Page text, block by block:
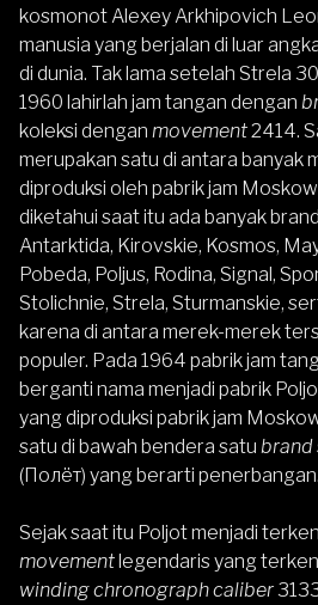
kosmonot Alexey Arkhipovich
manusia yang berjalan di luar
di dunia. Tak lama setelah Strela
1960 lahirlah jam tangan dengan
koleksi dengan movement2414.
merupakan satu di antara banyak
diproduksi oleh pabrik jam
diketahui saat itu ada banyak
Antarktida, Kirovskie, Kosmos,
Pobeda, Poljus, Rodina, Signal,
Stolichnie, Strela, Sturmanskie,
karena di antara merek-merek
populer. Pada 1964 pabrik jam
berganti nama menjadi pabrik
yang diproduksi pabrik jam
satu di bawah bendera satu brand
(Полёт) yang berarti penerbangan.
Sejak saat itu Poljot menjadi
movementlegendaris yang
winding chronograph caliber